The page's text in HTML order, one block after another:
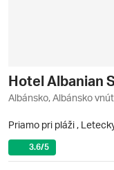
Hotel Albanian
Albánsko, Albánsko
Priamo pri pláži ,
3.6/5